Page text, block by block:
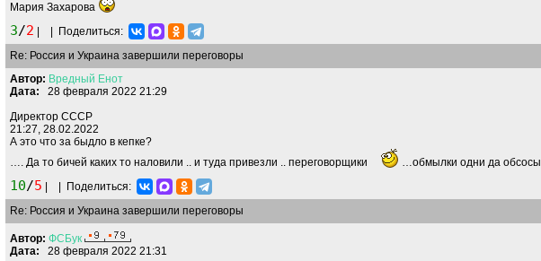
Мария Захарова
3/2
Поделиться:
Re: Россия и Украина завершили переговоры
Автор: Вредный Енот
Дата: 28 февраля 2022 21:29
Директор СССР
21:27, 28.02.2022
А это что за быдло в кепке?
…. Да то бичей каких то наловили .. и туда привезли .. переговорщики
…обмылки одни да обсосы
10/5
Поделиться:
Re: Россия и Украина завершили переговоры
Автор: ФСБук
Дата: 28 февраля 2022 21:31